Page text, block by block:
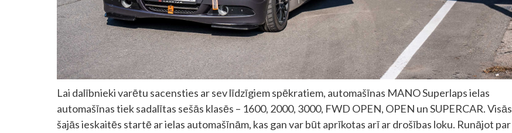
Lai dalībnieki varētu sacensties ar sev līdzīgiem spēkratiem, automašīnas MANO Superlaps ielas
automašīnas tiek sadalītas sešās klasēs – 1600, 2000, 3000, FWD OPEN, OPEN un SUPERCAR. Visās
šajās ieskaitēs startē ar ielas automašīnām, kas gan var būt aprīkotas arī ar drošības loku. Runājot par